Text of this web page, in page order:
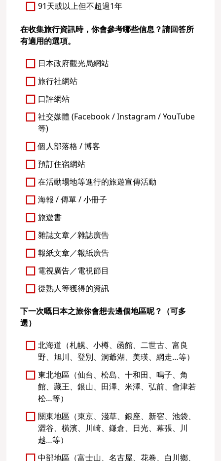
91天或以上但不超過1年
在收集旅行資訊時，你會參考哪些信息？請回答所
有適用的選項。
日本政府觀光局網站
旅行社網站
口評網站
社交媒體 (Facebook / Instagram / YouTube
等)
個人部落格 / 博客
預訂住宿網站
在活動場地等進行的旅遊宣傳活動
海報 / 傳單 / 小冊子
旅遊書
雜誌文章／雜誌廣告
報紙文章／報紙廣告
電視廣告／電視節目
從熟人等獲得的資訊
下一次嘅日本之旅你會想去邊個地區呢？（可多
選）
北海道（札幌、小樽、函館、二世古、富良
野、旭川、登別、洞爺湖、美瑛、網走…等）
東北地區（仙台、松島、十和田、鳴子、角
館、藏王、銀山、田澤、米澤、弘前、會津若
松…等）
關東地區（東京、淺草、銀座、新宿、池袋、
澀谷、橫濱、川崎、鎌倉、日光、幕張、川
越…等）
中部地區（富士山、名古屋、花卷、白川鄉、